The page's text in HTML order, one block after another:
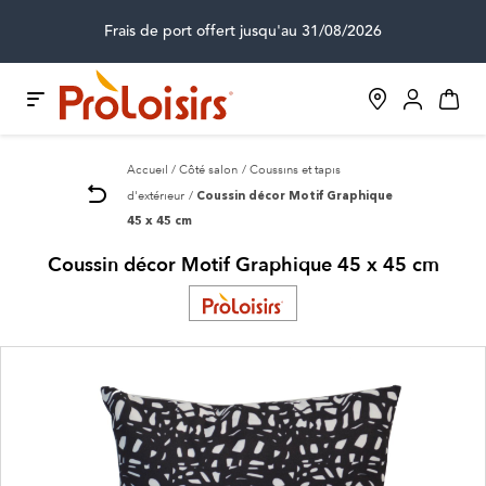
Frais de port offert jusqu'au 31/08/2026
Accueil Côté salon
Coussins et tapis
d'extérieur
Coussin décor Motif Graphique
45 x 45 cm
Coussin décor Motif Graphique 45 x 45 cm